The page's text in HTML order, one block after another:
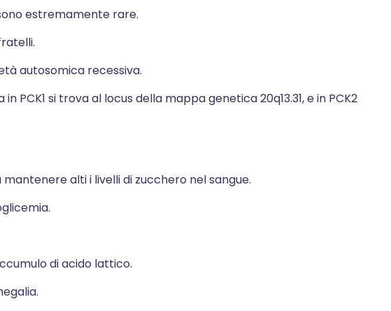
estremamente rare.
autosomica recessiva.
PCK1 si trova al locus della mappa genetica 20q13.31, e in PCK2
alti i livelli di zucchero nel sangue.
di acido lattico.